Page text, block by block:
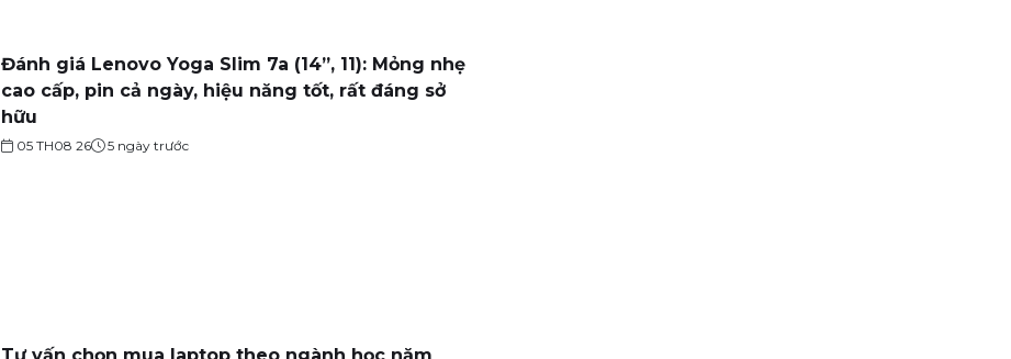
Đánh giá Lenovo Yoga Slim 7a (14”, 11): Mỏng nhẹ
cao cấp, pin cả ngày, hiệu năng tốt, rất đáng sở
hữu
05 TH08 26 5 ngày trước